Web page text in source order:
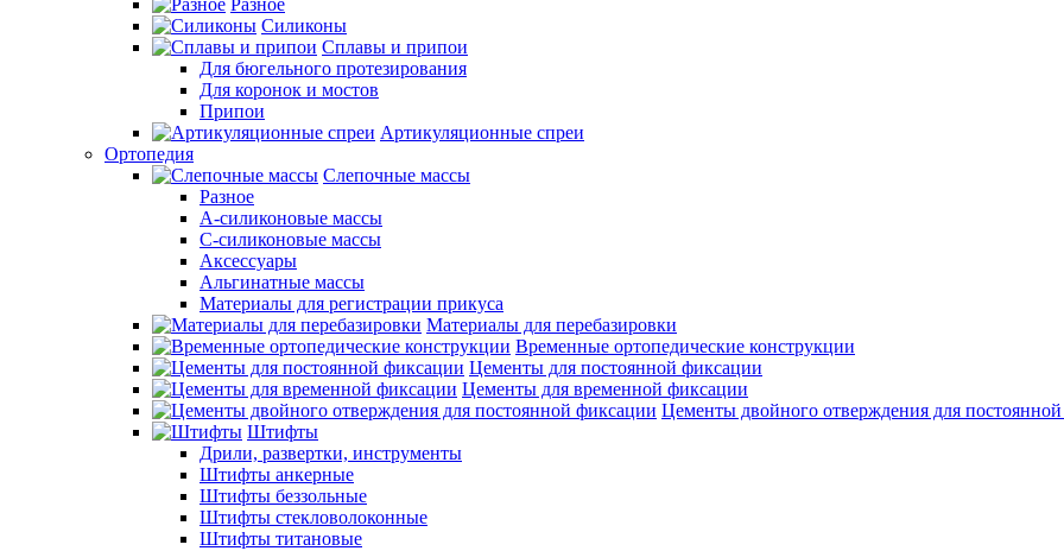
Разное
Силиконы
Сплавы и припои
Для бюгельного протезирования
Для коронок и мостов
Припои
Артикуляционные спреи
Ортопедия
Слепочные массы
Разное
А-силиконовые массы
С-силиконовые массы
Аксессуары
Альгинатные массы
Материалы для регистрации прикуса
Материалы для перебазировки
Временные ортопедические конструкции
Цементы для постоянной фиксации
Цементы для временной фиксации
Цементы двойного отверждения для
Штифты
Дрили, развертки, инструменты
Штифты анкерные
Штифты беззольные
Штифты стекловолоконные
Штифты титановые